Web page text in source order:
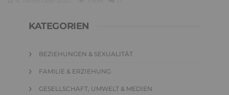
KATEGORIEN
BEZIEHUNGEN & SEXUALITÄT
FAMILIE & ERZIEHUNG
GESELLSCHAFT, UMWELT & MEDIEN